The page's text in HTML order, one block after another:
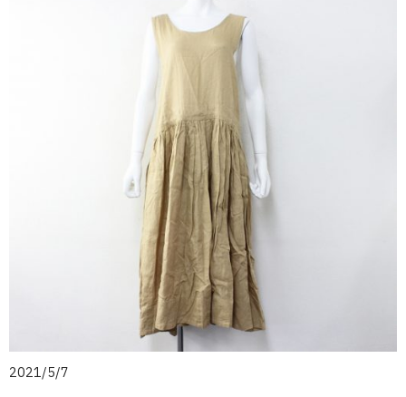
2021/5/7